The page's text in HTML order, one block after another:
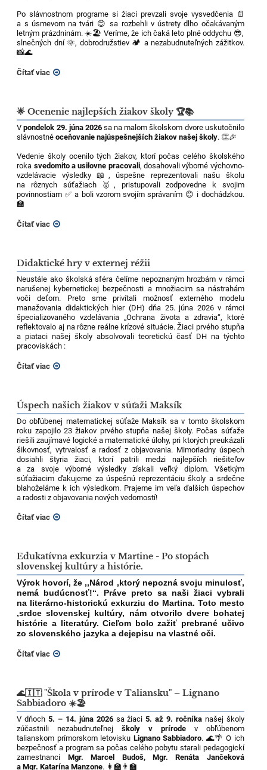
Po slávnostnom programe si žiaci prevzali svoje vysvedčenia 📄
a s úsmevom na tvári 😊 sa rozbehli v ústrety dlho očakávaným
letným prázdninám. ☀️🏖️ Veríme, že ich čaká leto plné oddychu 😎,
slnečných dní 🌞, dobrodružstiev 🏕️ a nezabudnuteľných zážitkov.
📸🌊
Čítať viac
🌟 Ocenenie najlepších žiakov školy 🏆📚
Vpondelok 29. júna 2026sa na malom školskom dvore uskutočnilo
slávnostnéoceňovanie najúspešnejších žiakov našej školy. 👏🎉
Vedenie školy ocenilo tých žiakov, ktorí počas celého školského
roka svedomito a usilovne pracovali, dosahovali výborné výchovno-
vzdelávacie výsledky 📖, úspešne reprezentovali našu školu
na rôznych súťažiach 🥇, pristupovali zodpovedne k svojim
povinnostiam ✅ a boli vzorom svojím správaním 😊 i dochádzkou.
🏫
Čítať viac
Didaktické hry v externej réžii
Neustále ako školská sféra čelíme nepoznaným hrozbám v rámci
narušenej kybernetickej bezpečnosti a množiacim sa nástrahám
voči deťom. Preto sme privítali možnosť externého modelu
manažovania didaktických hier (DH) dňa 25. júna 2026 v rámci
špecializovaného vzdelávania „Ochrana života a zdravia“, ktoré
reflektovalo aj na rôzne reálne krízové situácie. Žiaci prvého stupňa
a piataci našej školy absolvovali teoretickú časť DH na týchto
pracoviskách :
Čítať viac
Úspech našich žiakov v súťaži Maksík
Do obľúbenej matematickej súťaže Maksík sa v tomto školskom
roku zapojilo 23 žiakov prvého stupňa našej školy. Počas súťaže
riešili zaujímavé logické a matematické úlohy, pri ktorých preukázali
šikovnosť, vytrvalosť a radosť z objavovania. Mimoriadny úspech
dosiahli štyria žiaci, ktorí patrili medzi najlepších riešiteľov
a za svoje výborné výsledky získali veľký diplom. Všetkým
súťažiacim ďakujeme za úspešnú reprezentáciu školy a srdečne
blahoželáme k ich výsledkom. Prajeme im veľa ďalších úspechov
a radosti z objavovania nových vedomostí!
Čítať viac
Edukatívna exkurzia v Martine - Po stopách
slovenskej kultúry a histórie.
Výrok hovorí, že ,,Národ ,ktorý nepozná svoju minulosť,
nemá budúcnosť!“. Práve preto sa naši žiaci vybrali
na literárno-historickú exkurziu do Martina. Toto mesto
,srdce slovenskej kultúry, nám otvorilo dvere bohatej
histórie a literatúry. Cieľom bolo zažiť prebrané učivo
zo slovenského jazyka a dejepisu na vlastné oči.
Čítať viac
🌊🇮🇹 "Škola v prírode v Taliansku" – Lignano
Sabbiadoro ☀️🏖️
V dňoch5. – 14. júna 2026sa žiaci5. až 9. ročníkanašej školy
zúčastnili nezabudnuteľnejškoly v prírodev obľúbenom
talianskom prímorskom letovisku Lignano Sabbiadoro. 🌊🌴 O ich
bezpečnosť a program sa počas celého pobytu starali pedagogickí
zamestnanci Mgr. Marcel Budoš, Mgr. Renáta Jančeková
a Mgr. Katarína Manzone. 👩‍🏫👨‍🏫